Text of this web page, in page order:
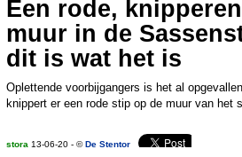
Panda aan
Een rode,
muur in de
dit is wat het is
Oplettende voorbijgangers is het al
knippert er een rode stip op de muur van het
stora 13-06-20 - ©De Stentor